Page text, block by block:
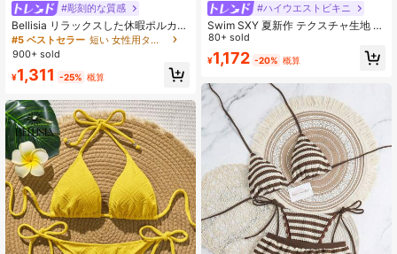
#彫刻的な質感
Bellisia リラックスした休暇ポルカド
ットテクスチャ生地キャミソール イ
エロービキニタンキニ エレガントド
ト レディースビーチビキニ 2026年
夏 レディースサマーバケーション、
卒業シーズン、ウェディングシーズ
ン、新学期シーズン、イースターシ
ーズンパーティー&ランチ かわいい
カジュアルサマーキャミソール - ス
ウィート、ロマンチック、カントリ
ースタイル ニットテクスチャ、フリ
ル付き
#5 ベストセラー
短い 女性用タンキニ
900+ sold
¥1,311 -25% 概算
#ハイウエストビキニ
Swim SXY 夏新作 テクスチャ生地 マ
スタードイエロー ヒトデ柄 ホルター
ネック ウエストリボン ビーチパン
ツ、レディース 2点セット水着
80+ sold
¥1,172 -20% 概算